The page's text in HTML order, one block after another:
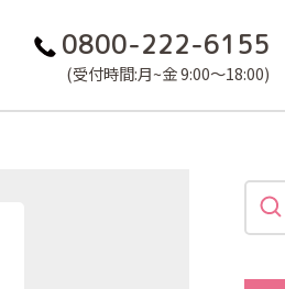
0800-222-6155
(受付時間:月~金 9:00～18:00)